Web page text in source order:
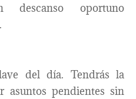
descanso oportuno
del día. Tendrás la
asuntos pendientes sin